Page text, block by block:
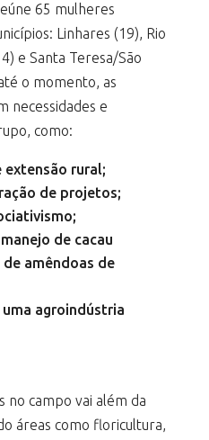
65 mulheres
Linhares (19), Rio
e Santa Teresa/São
o momento, as
necessidades e
como:
extensão rural;
de projetos;
de cacau
amêndoas de
agroindústria
no campo vai além da
áreas como floricultura,